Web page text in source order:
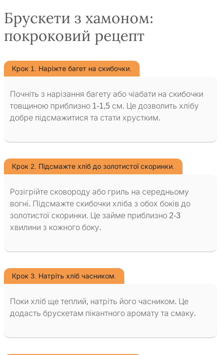
Брускети з хамоном:
покроковий рецепт
Крок 1. Наріжте багет на скибочки.
Почніть з нарізання багету або чіабати на скибочки
товщиною приблизно 1-1,5 см. Це дозволить хлібу
добре підсмажитися та стати хрустким.
Крок 2. Підсмажте хліб до золотистої скоринки.
Розігрійте сковороду або гриль на середньому
вогні. Підсмажте скибочки хліба з обох боків до
золотистої скоринки. Це займе приблизно 2-3
хвилини з кожного боку.
Крок 3. Натріть хліб часником.
Поки хліб ще теплий, натріть його часником. Це
додасть брускетам пікантного аромату та смаку.